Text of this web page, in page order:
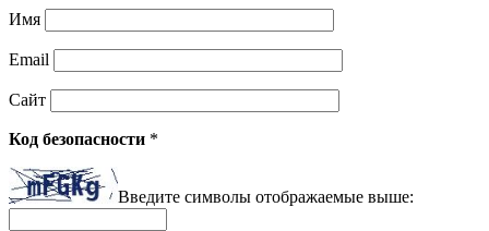
Имя
Email
Сайт
Код безопасности *
Введите символы отображаемые выше: